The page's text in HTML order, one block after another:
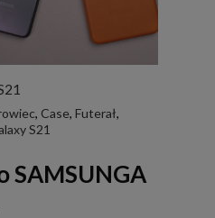
, Case, Futerał,
S21
SAMSUNGA